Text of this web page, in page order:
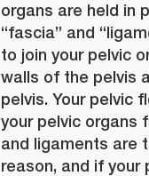
organs are held in
“fascia” and
to join your pelvic
walls of the pelvis
pelvis. Your pelvic
your pelvic organs
and ligaments are
reason, and if your